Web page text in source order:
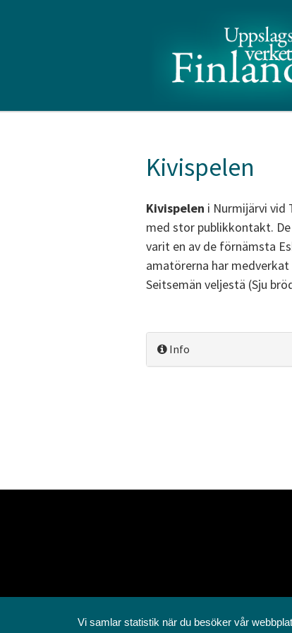
Kivispelen
Kivispelen i Nurmijärvi vid
med stor publikkontakt.
varit en av de förnämsta
amatörerna har
Seitsemän veljestä (Sju
Info
Vi samlar statistik när du besöker vår